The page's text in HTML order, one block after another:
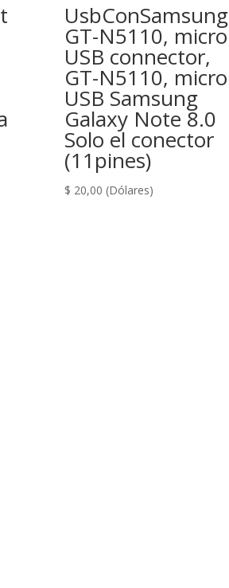
UsbConSamsung
GT-N5110, micro
USB connector,
GT-N5110, micro
USB Samsung
Galaxy Note 8.0
Solo el conector
(11pines)
$ 20,00 (Dólares)